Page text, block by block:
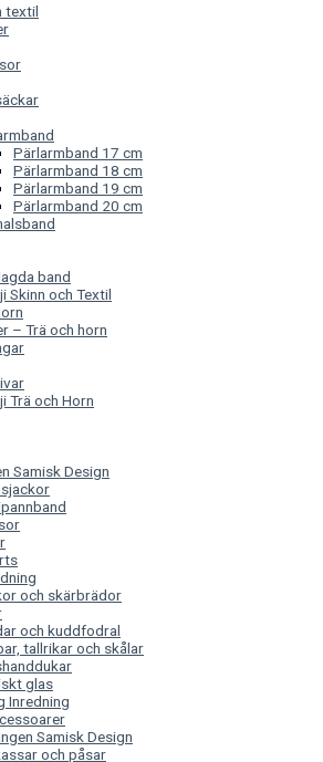
textil
Pärlarmband 17 cm
Pärlarmband 18 cm
Pärlarmband 19 cm
Pärlarmband 20 cm
band
Skinn och Textil
– Trä och horn
Trä och Horn
Samisk Design
och skärbrädor
och kuddfodral
tallrikar och skålar
glas
Inredning
Samisk Design
och påsar